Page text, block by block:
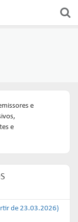
e
e
de 23.03.2026)